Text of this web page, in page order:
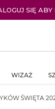
SIĘ
WIZAŻ
ŚWIĘTA